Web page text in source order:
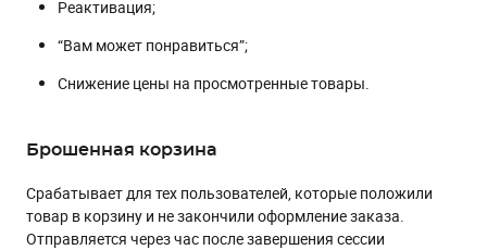
Реактивация;
“Вам может понравиться”;
Снижение цены на просмотренные товары.
Брошенная корзина
Срабатывает для тех пользователей, которые положили
товар в корзину и не закончили оформление заказа.
Отправляется через час после завершения сессии